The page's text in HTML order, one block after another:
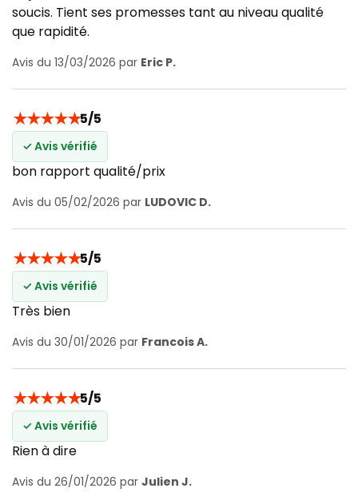
soucis. Tient ses promesses tant au niveau qualité
que rapidité.
Avis du 13/03/2026 par Eric P.
★★★★★5/5
✓ Avis vérifié
bon rapport qualité/prix
Avis du 05/02/2026 par LUDOVIC D.
★★★★★5/5
✓ Avis vérifié
Très bien
Avis du 30/01/2026 par Francois A.
★★★★★5/5
✓ Avis vérifié
Rien à dire
Avis du 26/01/2026 par Julien J.